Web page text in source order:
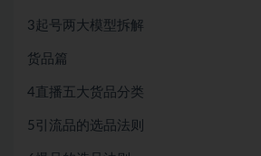
3起号两大模型拆解
货品篇
4直播五大货品分类
5引流品的选品法则